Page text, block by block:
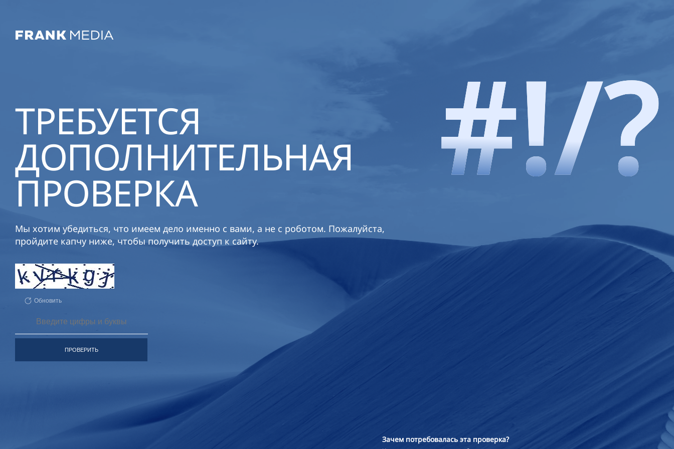
ТРЕБУЕТСЯ
ДОПОЛНИТЕЛЬНАЯ
ПРОВЕРКА
Мы хотим убедиться, что имеем дело именно с вами, а не с роботом. Пожалуйста,
пройдите капчу ниже, чтобы получить доступ к сайту.
Обновить
ПРОВЕРИТЬ
Зачем потребовалась эта проверка?